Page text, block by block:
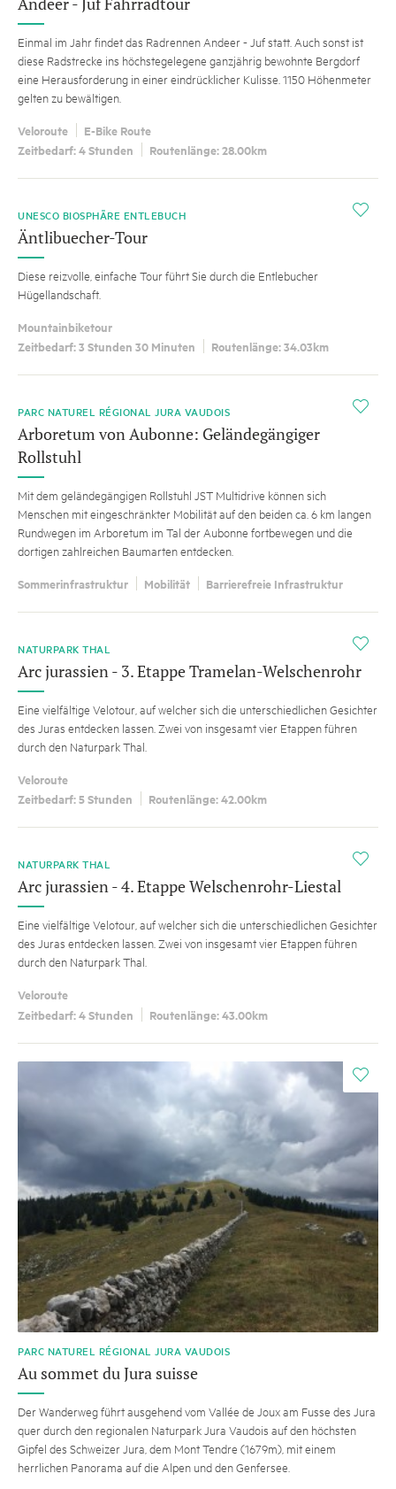
Einmal im Jahr findet das Radrennen Andeer - Juf statt. Auch sonst ist
diese Radstrecke ins höchstegelegene ganzjährig bewohnte Bergdorf
eine Herausforderung in einer eindrücklicher Kulisse. 1150 Höhenmeter
gelten zu bewältigen.
Veloroute
E-Bike Route
Zeitbedarf: 4 Stunden
Routenlänge: 28.00km
i
UNESCO BIOSPHÄRE ENTLEBUCH
Äntlibuecher-Tour
Diese reizvolle, einfache Tour führt Sie durch die Entlebucher
Hügellandschaft.
Mountainbiketour
Zeitbedarf: 3 Stunden 30 Minuten
Routenlänge: 34.03km
i
PARC NATUREL RÉGIONAL JURA VAUDOIS
Arboretum von Aubonne: Geländegängiger
Rollstuhl
Mit dem geländegängigen Rollstuhl JST Multidrive können sich
Menschen mit eingeschränkter Mobilität auf den beiden ca. 6 km langen
Rundwegen im Arboretum im Tal der Aubonne fortbewegen und die
dortigen zahlreichen Baumarten entdecken.
Sommerinfrastruktur Mobilität Barrierefreie Infrastruktur
i
NATURPARK THAL
Arc jurassien - 3. Etappe Tramelan-Welschenrohr
Eine vielfältige Velotour, auf welcher sich die unterschiedlichen Gesichter
des Juras entdecken lassen. Zwei von insgesamt vier Etappen führen
durch den Naturpark Thal.
Veloroute
Zeitbedarf: 5 Stunden
Routenlänge: 42.00km
i
NATURPARK THAL
Arc jurassien - 4. Etappe Welschenrohr-Liestal
Eine vielfältige Velotour, auf welcher sich die unterschiedlichen Gesichter
des Juras entdecken lassen. Zwei von insgesamt vier Etappen führen
durch den Naturpark Thal.
Veloroute
Zeitbedarf: 4 Stunden
Routenlänge: 43.00km
i
PARC NATUREL RÉGIONAL JURA VAUDOIS
Au sommet du Jura suisse
Der Wanderweg führt ausgehend vom Vallée de Joux am Fusse des Jura
quer durch den regionalen Naturpark Jura Vaudois auf den höchsten
Gipfel des Schweizer Jura, dem Mont Tendre (1679m), mit einem
herrlichen Panorama auf die Alpen und den Genfersee.